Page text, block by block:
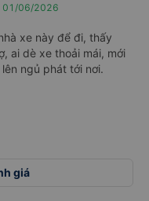
01/06/2026
xe này để đi, thấy
ai dè xe thoải mái, mới
ngủ phát tới nơi.
giá